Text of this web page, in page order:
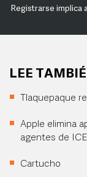
Registrarse implica
LEE
Tlaquepaque
Apple elimina
agentes de ICE
Cartucho